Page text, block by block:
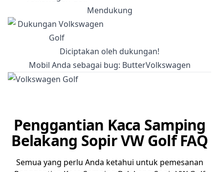
Mendukung
Diciptakan oleh dukungan!
Mobil Anda sebagai bug: ButterVolkswagen
Penggantian Kaca Samping
Belakang Sopir VW Golf FAQ
Semua yang perlu Anda ketahui untuk pemesanan